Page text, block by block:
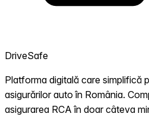
DriveSafe
Platforma digitală care simplifică
asigurărilor auto în România.
asigurarea RCA în doar câteva